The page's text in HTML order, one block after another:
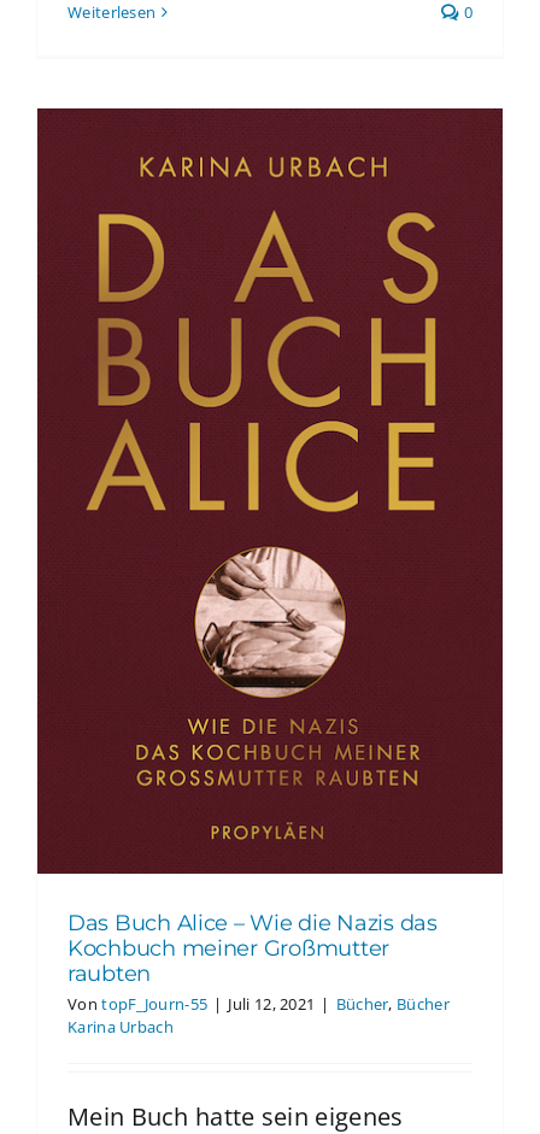
Weiterlesen 0
Das Buch Alice – Wie die Nazis das
Kochbuch meiner Großmutter
raubten
VontopF_Journ-55 | Juli 12, 2021 | Bücher, Bücher
Karina Urbach
Mein Buch hatte sein eigenes